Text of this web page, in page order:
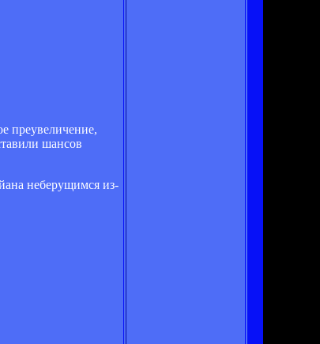
преувеличение,
шансов
неберущимся из-